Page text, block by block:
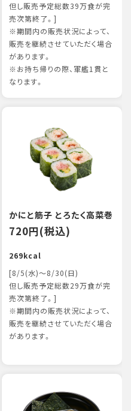
但し販売予定総数39万食が完
売次第終了。]
※期間内の販売状況によって、
販売を継続させていただく場合
があります。
※お持ち帰りの際、軍艦1貫と
なります。
かにと筋子 とろたく高菜巻
720円(税込)
269kcal
[8/5(水)～8/30(日)
但し販売予定総数29万食が完
売次第終了。]
※期間内の販売状況によって、
販売を継続させていただく場合
があります。